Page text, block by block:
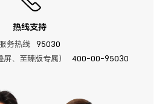
热线支持
务热线
95030
、至臻版专属）
400-00-95030